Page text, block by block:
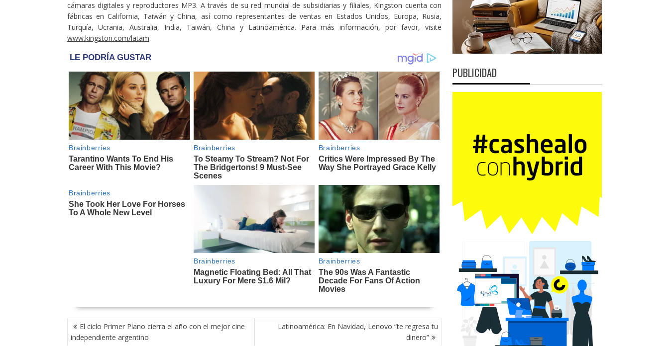
cámaras digitales y reproductores MP3. A través de su red mundial de subsidiarias y filiales, Kingston cuenta con
fábricas en California, Taiwán y China, así como representantes de ventas en Estados Unidos, Europa, Rusia,
Turquía, Ucrania, Australia, India, Taiwán, China y Latinoamérica. Para más información, por favor, visite
www.kingston.com/latam.
NAVEGACIÓN
DE El ciclo Primer Plano cierra el año con el mejor cine
independiente argentino
Latinoamérica: En Navidad, Lenovo “te regresa tu
dinero”
PUBLICIDAD